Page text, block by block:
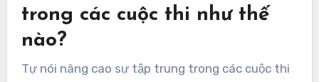
trong các cuộc thi như thế
nào?
Tự nói nâng cao sự tập trung trong các cuộc thi